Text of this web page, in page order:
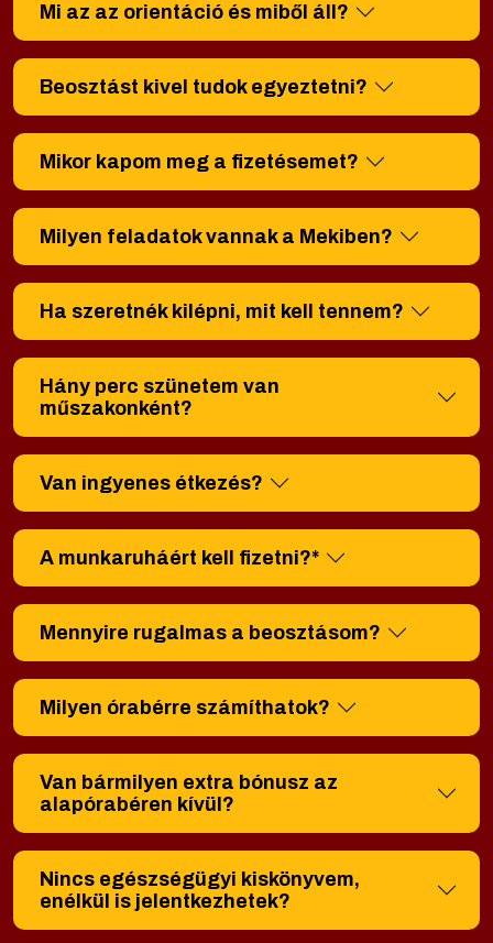
Mi az az orientáció és miből áll?
Beosztást kivel tudok egyeztetni?
Mikor kapom meg a fizetésemet?
Milyen feladatok vannak a Mekiben?
Ha szeretnék kilépni, mit kell tennem?
Hány perc szünetem van
műszakonként?
Van ingyenes étkezés?
A munkaruháért kell fizetni?*
Mennyire rugalmas a beosztásom?
Milyen órabérre számíthatok?
Van bármilyen extra bónusz az
alapórabéren kívül?
Nincs egészségügyi kiskönyvem,
enélkül is jelentkezhetek?